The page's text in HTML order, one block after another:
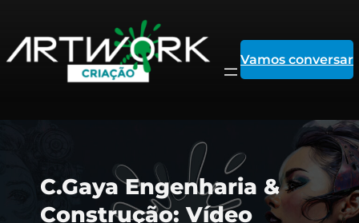
para
Vamos conversar
C.Gaya Engenharia &
Construção: Vídeo